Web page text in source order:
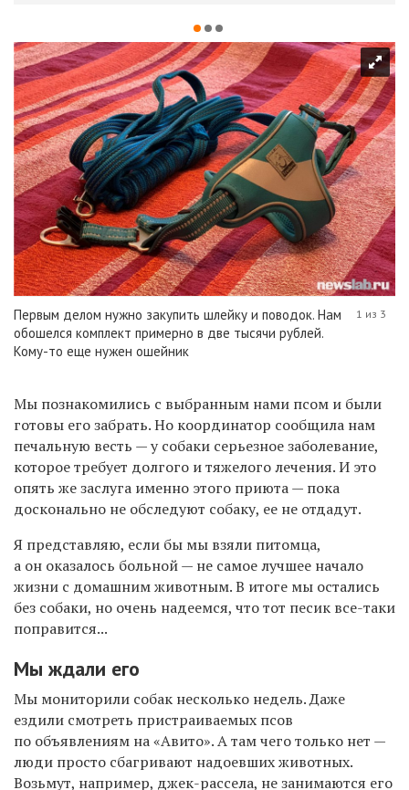
Первым делом нужно закупить шлейку и поводок. Нам
обошелся комплект примерно в две тысячи рублей.
Кому-то еще нужен ошейник
1 из 3
Мы познакомились с выбранным нами псом и были
готовы его забрать. Но координатор сообщила нам
печальную весть — у собаки серьезное заболевание,
которое требует долгого и тяжелого лечения. И это
опять же заслуга именно этого приюта — пока
досконально не обследуют собаку, ее не отдадут.
Я представляю, если бы мы взяли питомца,
а он оказалось больной — не самое лучшее начало
жизни с домашним животным. В итоге мы остались
без собаки, но очень надеемся, что тот песик все-таки
поправится...
Мы ждали его
Мы мониторили собак несколько недель. Даже
ездили смотреть пристраиваемых псов
по объявлениям на «Авито». А там чего только нет —
люди просто сбагривают надоевших животных.
Возьмут, например, джек-рассела, не занимаются его